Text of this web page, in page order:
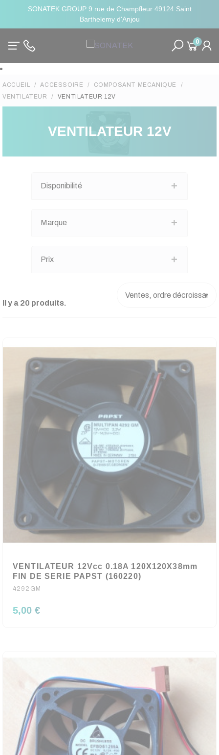
SONATEK GROUP 9 rue de Champfleur 49124 Saint
Barthelemy d'Anjou
0
ACCUEIL ACCESSOIRE
COMPOSANT MECANIQUE
VENTILATEUR
VENTILATEUR 12V
VENTILATEUR 12V
Disponibilité
Marque
Prix
Il y a 20 produits.
VENTILATEUR 12Vcc 0.18A 120X120X38mm
FIN DE SERIE PAPST (160220)
4292GM
5,00 €